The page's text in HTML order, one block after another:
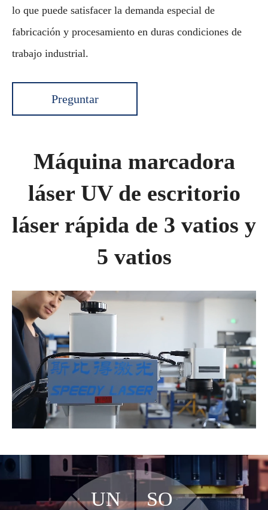
lo que puede satisfacer la demanda especial de
fabricación y procesamiento en duras condiciones de
trabajo industrial.
Preguntar
Máquina marcadora
láser UV de escritorio
láser rápida de 3 vatios y
5 vatios
UN
SO